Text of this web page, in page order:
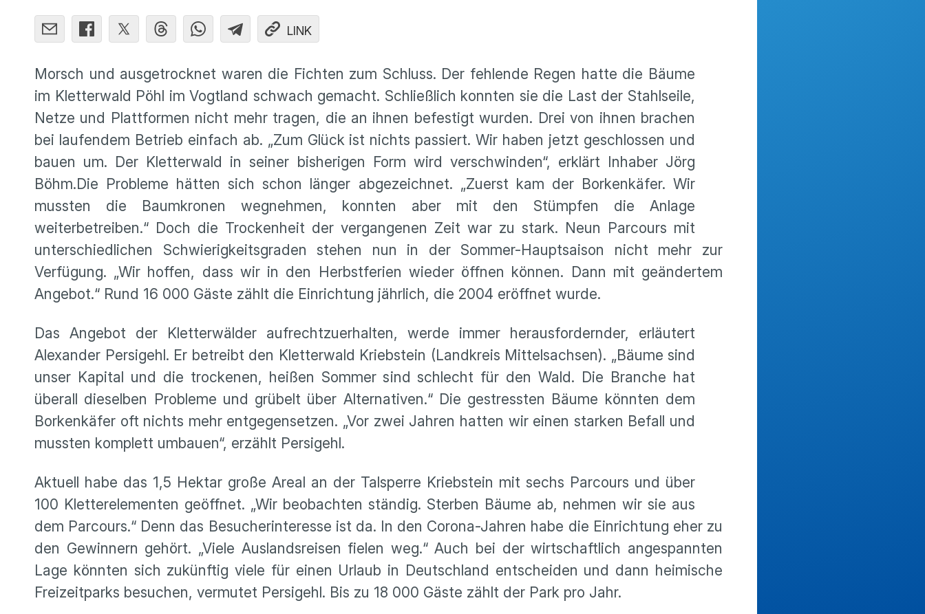
LINK
Morsch und ausgetrocknet waren die Fichten zum Schluss. Der fehlende Regen hatte die Bäume
im Kletterwald Pöhl im Vogtland schwach gemacht. Schließlich konnten sie die Last der Stahlseile,
Netze und Plattformen nicht mehr tragen, die an ihnen befestigt wurden. Drei von ihnen brachen
bei laufendem Betrieb einfach ab. „Zum Glück ist nichts passiert. Wir haben jetzt geschlossen und
bauen um. Der Kletterwald in seiner bisherigen Form wird verschwinden“, erklärt Inhaber Jörg
Böhm.Die Probleme hätten sich schon länger abgezeichnet. „Zuerst kam der Borkenkäfer. Wir
mussten die Baumkronen wegnehmen, konnten aber mit den Stümpfen die Anlage
weiterbetreiben.“ Doch die Trockenheit der vergangenen Zeit war zu stark. Neun Parcours mit
unterschiedlichen Schwierigkeitsgraden stehen nun in der Sommer-Hauptsaison nicht mehr zur
Verfügung. „Wir hoffen, dass wir in den Herbstferien wieder öffnen können. Dann mit geändertem
Angebot.“ Rund 16 000 Gäste zählt die Einrichtung jährlich, die 2004 eröffnet wurde.
Das Angebot der Kletterwälder aufrechtzuerhalten, werde immer herausfordernder, erläutert
Alexander Persigehl. Er betreibt den Kletterwald Kriebstein (Landkreis Mittelsachsen). „Bäume sind
unser Kapital und die trockenen, heißen Sommer sind schlecht für den Wald. Die Branche hat
überall dieselben Probleme und grübelt über Alternativen.“ Die gestressten Bäume könnten dem
Borkenkäfer oft nichts mehr entgegensetzen. „Vor zwei Jahren hatten wir einen starken Befall und
mussten komplett umbauen“, erzählt Persigehl.
Aktuell habe das 1,5 Hektar große Areal an der Talsperre Kriebstein mit sechs Parcours und über
100 Kletterelementen geöffnet. „Wir beobachten ständig. Sterben Bäume ab, nehmen wir sie aus
dem Parcours.“ Denn das Besucherinteresse ist da. In den Corona-Jahren habe die Einrichtung eher zu
den Gewinnern gehört. „Viele Auslandsreisen fielen weg.“ Auch bei der wirtschaftlich angespannten
Lage könnten sich zukünftig viele für einen Urlaub in Deutschland entscheiden und dann heimische
Freizeitparks besuchen, vermutet Persigehl. Bis zu 18 000 Gäste zählt der Park pro Jahr.